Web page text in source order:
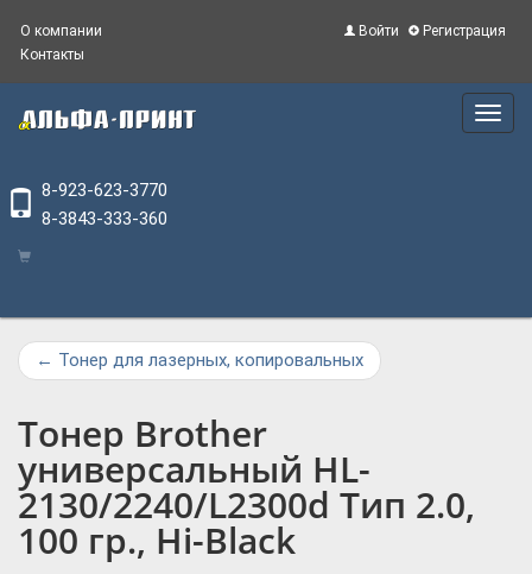
Войти Регистрация
О компании
Контакты
Main
Menu
8-923-623-3770
8-3843-333-360
← Тонер для лазерных, копировальных
Тонер Brother
универсальный HL-
2130/2240/L2300d Тип 2.0,
100 гр., Hi-Black